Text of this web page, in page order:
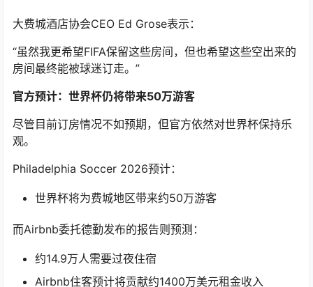
大费城酒店协会CEO Ed Grose表示：
“虽然我更希望FIFA保留这些房间，但也希望这些空出来的
房间最终能被球迷订走。”
官方预计：世界杯仍将带来50万游客
尽管目前订房情况不如预期，但官方依然对世界杯保持乐
观。
Philadelphia Soccer 2026预计：
世界杯将为费城地区带来约50万游客
而Airbnb委托德勤发布的报告则预测：
约14.9万人需要过夜住宿
Airbnb住客预计将贡献约1400万美元租金收入